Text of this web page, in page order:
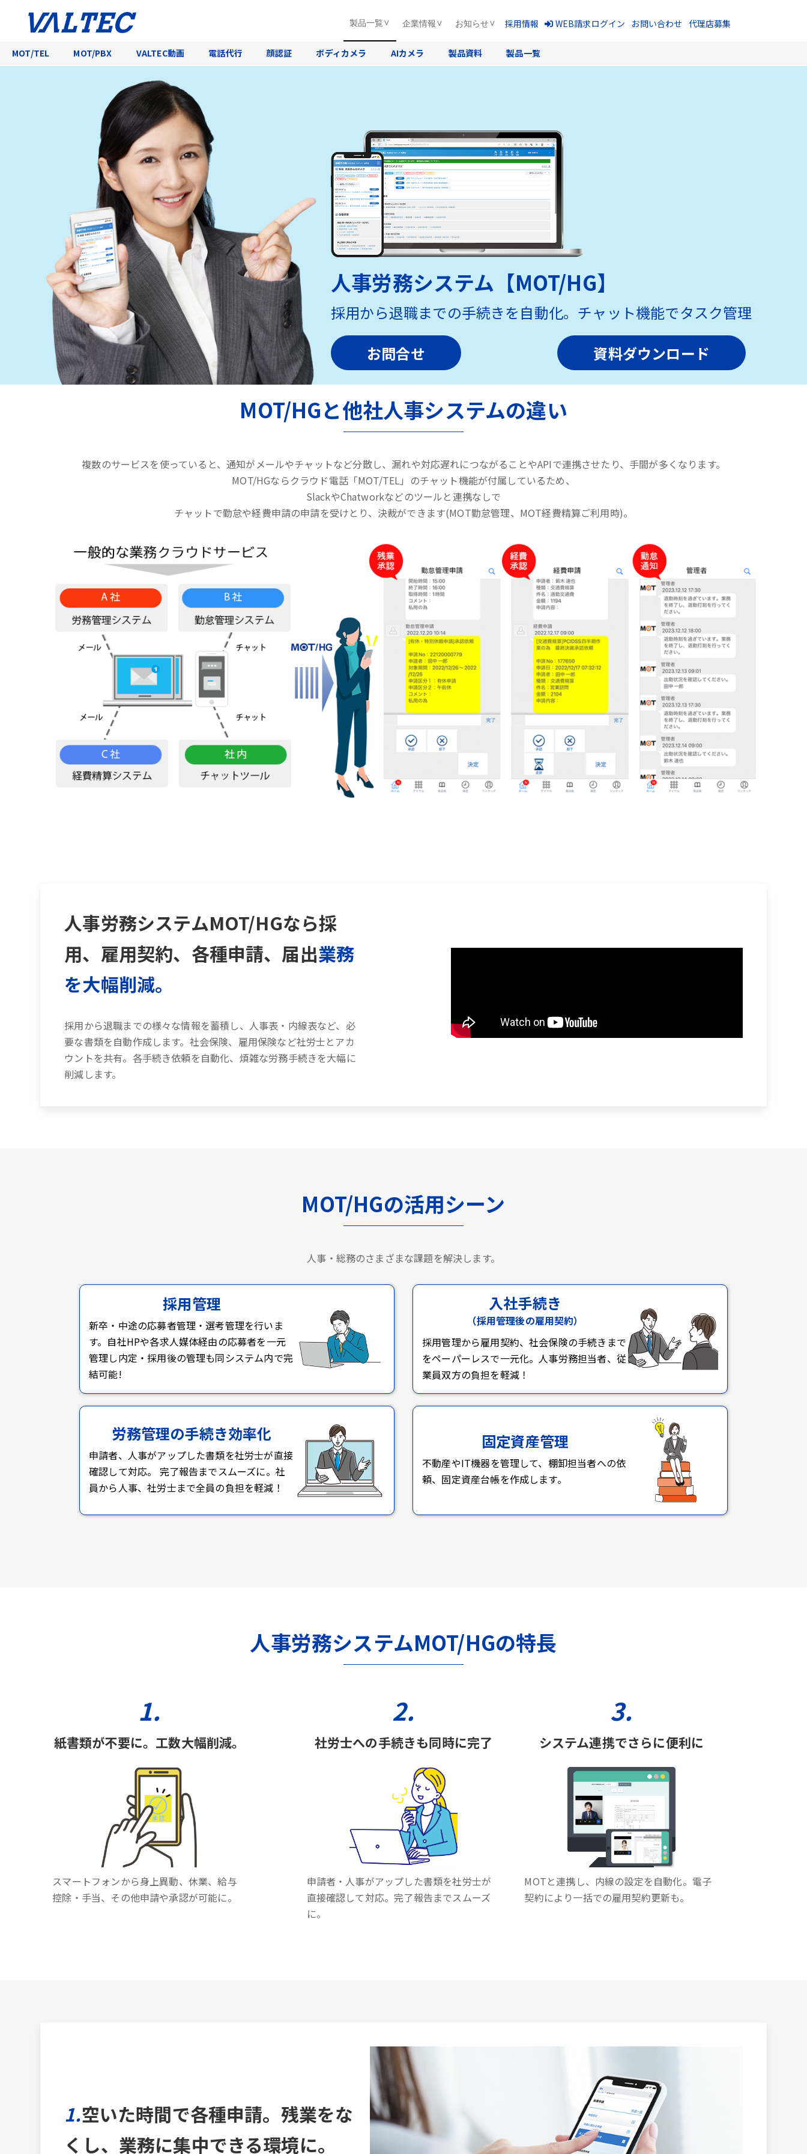
製品一覧
MOT/TEL MOT/PBX VALTEC動画 電話代行 顔認証 ボディカメラ AIカメラ 製品資料 製品一覧
企業情報 お知らせ 採用情報 WEB請求ログイン お問い合わせ 代理店募集
HOME>製品・サービス>人事労務システム【MOT/HG】
人事労務システム【MOT/HG】
採用から退職までの手続きを自動化。チャット機能でタスク管理
お問合せ
資料ダウンロード
MOT/HGと他社人事システムの違い
複数のサービスを使っていると、通知がメールやチャットなど分散し、漏れや対応遅れにつながることやAPIで連携させたり、手間が多くなります。
MOT/HGならクラウド電話「MOT/TEL」のチャット機能が付属しているため、
SlackやChatworkなどのツールと連携なしで
チャットで勤怠や経費申請の申請を受けとり、決裁ができます(MOT勤怠管理、MOT経費精算ご利用時)。
人事労務システムMOT/HGなら採
用、雇用契約、各種申請、届出業務
を大幅削減。
採用から退職までの様々な情報を蓄積し、人事表・内線表など、必
要な書類を自動作成します。社会保険、雇用保険など社労士とアカ
ウントを共有。各手続き依頼を自動化、煩雑な労務手続きを大幅に
削減します。
MOT/HGの活用シーン
人事・総務のさまざまな課題を解決します。
採用管理
新卒・中途の応募者管理・選考管理を行いま
す。自社HPや各求人媒体経由の応募者を一元
管理し内定・採用後の管理も同システム内で完
結可能!
入社手続き
（採用管理後の雇用契約）
採用管理から雇用契約、社会保険の手続きまで
をペーパーレスで一元化。人事労務担当者、従
業員双方の負担を軽減！
労務管理の手続き効率化
申請者、人事がアップした書類を社労士が直接
確認して対応。 完了報告までスムーズに。社
員から人事、社労士まで全員の負担を軽減！
固定資産管理
不動産やIT機器を管理して、棚卸担当者への依
頼、固定資産台帳を作成します。
人事労務システムMOT/HGの特長
1.
紙書類が不要に。工数大幅削減。
スマートフォンから身上異動、休業、給与
控除・手当、その他申請や承認が可能に。
2.
社労士への手続きも同時に完了
申請者・人事がアップした書類を社労士が
直接確認して対応。完了報告までスムーズ
に。
3.
システム連携でさらに便利に
MOTと連携し、内線の設定を自動化。電子
契約により一括での雇用契約更新も。
1.空いた時間で各種申請。残業をな
くし、業務に集中できる環境に。